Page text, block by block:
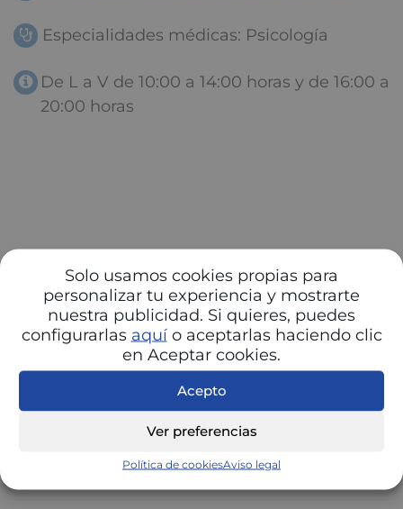
Solo usamos cookies propias para
personalizar tu experiencia y mostrarte
nuestra publicidad. Si quieres, puedes
configurarlas aquío aceptarlas haciendo clic
en Aceptar cookies.
Acepto
Ver preferencias
Política de cookiesAviso legal
Especialidades médicas: Psicología
De L a V de 10:00 a 14:00 horas y de 16:00 a
20:00 horas